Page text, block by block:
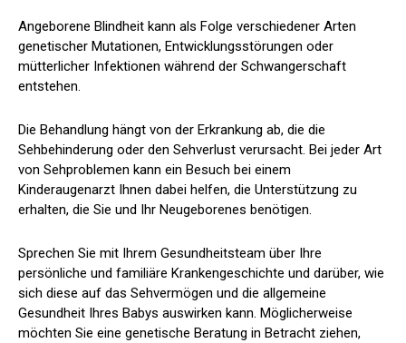
Angeborene Blindheit kann als Folge verschiedener Arten
genetischer Mutationen, Entwicklungsstörungen oder
mütterlicher Infektionen während der Schwangerschaft
entstehen.
Die Behandlung hängt von der Erkrankung ab, die die
Sehbehinderung oder den Sehverlust verursacht. Bei jeder Art
von Sehproblemen kann ein Besuch bei einem
Kinderaugenarzt Ihnen dabei helfen, die Unterstützung zu
erhalten, die Sie und Ihr Neugeborenes benötigen.
Sprechen Sie mit Ihrem Gesundheitsteam über Ihre
persönliche und familiäre Krankengeschichte und darüber, wie
sich diese auf das Sehvermögen und die allgemeine
Gesundheit Ihres Babys auswirken kann. Möglicherweise
möchten Sie eine genetische Beratung in Betracht ziehen,